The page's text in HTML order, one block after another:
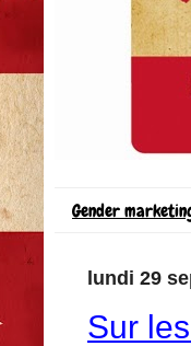
Gender
lundi 29
Sur